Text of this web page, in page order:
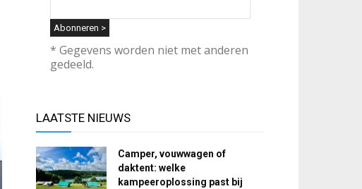
* Gegevens worden niet met anderen
gedeeld.
LAATSTE NIEUWS
Camper, vouwwagen of
daktent: welke
kampeeroplossing past bij